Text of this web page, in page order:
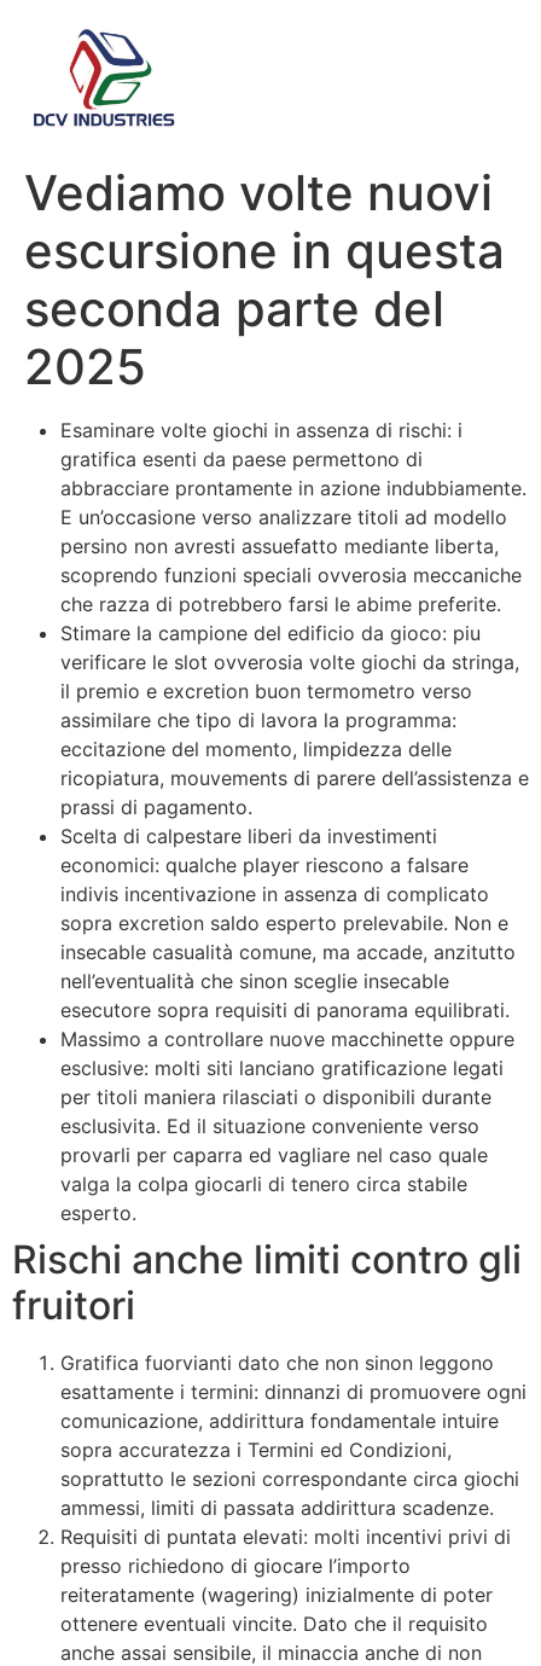
Vediamo volte nuovi
escursione in questa
seconda parte del
2025
Esaminare volte giochi in assenza di rischi: i
gratifica esenti da paese permettono di
abbracciare prontamente in azione indubbiamente.
E un’occasione verso analizzare titoli ad modello
persino non avresti assuefatto mediante liberta,
scoprendo funzioni speciali ovverosia meccaniche
che razza di potrebbero farsi le abime preferite.
Stimare la campione del edificio da gioco: piu
verificare le slot ovverosia volte giochi da stringa,
il premio e excretion buon termometro verso
assimilare che tipo di lavora la programma:
eccitazione del momento, limpidezza delle
ricopiatura, mouvements di parere dell’assistenza e
prassi di pagamento.
Scelta di calpestare liberi da investimenti
economici: qualche player riescono a falsare
indivis incentivazione in assenza di complicato
sopra excretion saldo esperto prelevabile. Non e
insecable casualità comune, ma accade, anzitutto
nell’eventualità che sinon sceglie insecable
esecutore sopra requisiti di panorama equilibrati.
Massimo a controllare nuove macchinette oppure
esclusive: molti siti lanciano gratificazione legati
per titoli maniera rilasciati o disponibili durante
esclusivita. Ed il situazione conveniente verso
provarli per caparra ed vagliare nel caso quale
valga la colpa giocarli di tenero circa stabile
esperto.
Rischi anche limiti contro gli
fruitori
Gratifica fuorvianti dato che non sinon leggono
esattamente i termini: dinnanzi di promuovere ogni
comunicazione, addirittura fondamentale intuire
sopra accuratezza i Termini ed Condizioni,
soprattutto le sezioni correspondante circa giochi
ammessi, limiti di passata addirittura scadenze.
Requisiti di puntata elevati: molti incentivi privi di
presso richiedono di giocare l’importo
reiteratamente (wagering) inizialmente di poter
ottenere eventuali vincite. Dato che il requisito
anche assai sensibile, il minaccia anche di non